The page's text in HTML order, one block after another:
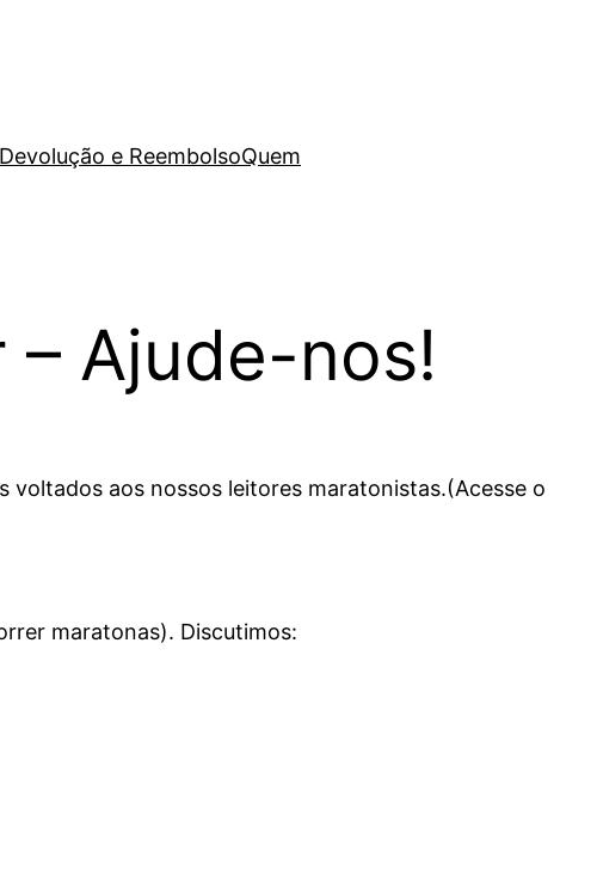
e ReembolsoQuem
Ajude-nos!
voltados aos nossos leitores maratonistas.(Acesse o
maratonas). Discutimos: